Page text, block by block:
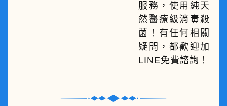
服務，使用純天
然醫療級消毒殺
菌！有任何相關
疑問，都歡迎加
LINE免費諮詢！